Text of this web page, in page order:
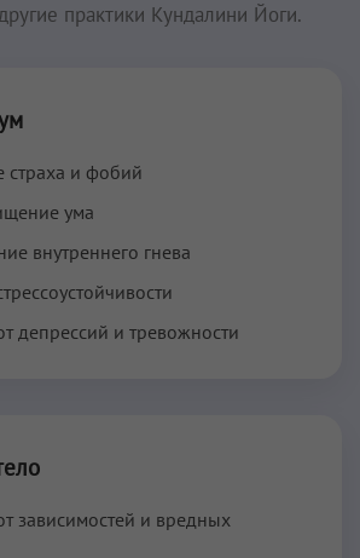
практики Кундалини Йоги.
страха и фобий
ума
внутреннего гнева
депрессий и тревожности
зависимостей и вредных